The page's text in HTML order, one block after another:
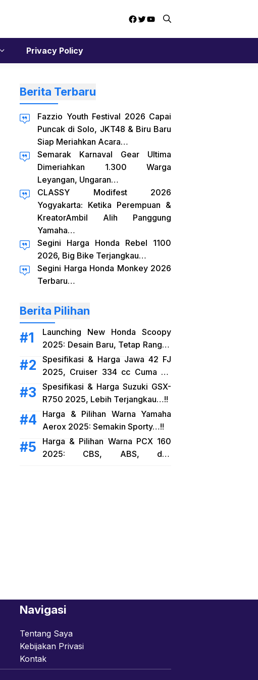
Facebook
Twitter
YouTube
Privacy Policy
Berita Terbaru
Fazzio Youth Festival 2026 Capai
Puncak di Solo, JKT48 & Biru Baru
Siap Meriahkan Acara…
Semarak Karnaval Gear Ultima
Dimeriahkan 1.300 Warga
Leyangan, Ungaran…
CLASSY Modifest 2026
Yogyakarta: Ketika Perempuan &
KreatorAmbil Alih Panggung
Yamaha…
Segini Harga Honda Rebel 1100
2026, Big Bike Terjangkau…
Segini Harga Honda Monkey 2026
Terbaru…
Berita Pilihan
Launching New Honda Scoopy
2025: Desain Baru, Tetap Rangka
eSAF…!!
Spesifikasi & Harga Jawa 42 FJ
2025, Cruiser 334 cc Cuma 38
Jutaan…!!
Spesifikasi & Harga Suzuki GSX-
R750 2025, Lebih Terjangkau…!!
Harga & Pilihan Warna Yamaha
Aerox 2025: Semakin Sporty…!!
Harga & Pilihan Warna PCX 160
2025: CBS, ABS, dan
Navigasi
Tentang Saya
Kebijakan Privasi
Kontak